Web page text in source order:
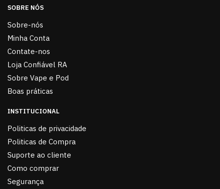
SOBRE NÓS
Sobre-nós
Minha Conta
Contate-nos
Loja Confiável RA
Sobre Vape e Pod
Boas práticas
INSTITUCIONAL
Politicas de privacidade
Politicas de Compra
Suporte ao cliente
Como comprar
Segurança